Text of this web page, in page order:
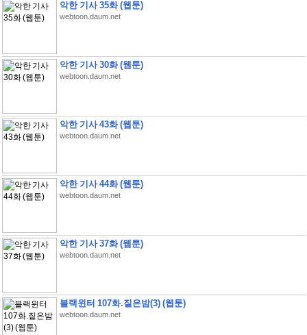
악한 기사 35화 (웹툰)
webtoon.daum.net
악한 기사 30화 (웹툰)
webtoon.daum.net
악한 기사 43화 (웹툰)
webtoon.daum.net
악한 기사 44화 (웹툰)
webtoon.daum.net
악한 기사 37화 (웹툰)
webtoon.daum.net
블랙윈터 107화.짙은밤(3) (웹툰)
webtoon.daum.net